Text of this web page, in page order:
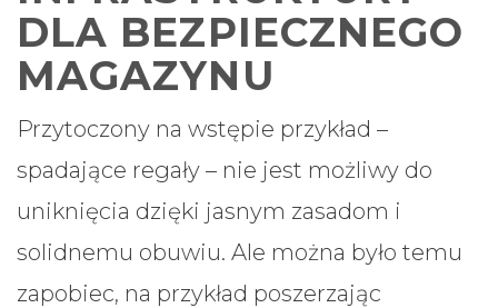
DLA BEZPIECZNEGO
MAGAZYNU
Przytoczony na wstępie przykład –
spadające regały – nie jest możliwy do
uniknięcia dzięki jasnym zasadom i
solidnemu obuwiu. Ale można było temu
zapobiec, na przykład poszerzając